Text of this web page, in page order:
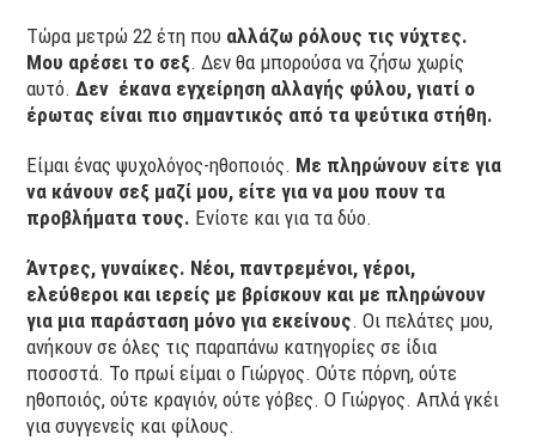
Τώρα μετρώ 22 έτη που αλλάζω ρόλους τις νύχτες.
Μου αρέσει το σεξ. Δεν θα μπορούσα να ζήσω χωρίς
αυτό.Δεν έκανα εγχείρηση αλλαγής φύλου, γιατί ο
έρωτας είναι πιο σημαντικός από τα ψεύτικα στήθη.
Είμαι ένας ψυχολόγος-ηθοποιός. Με πληρώνουν είτε για
να κάνουν σεξ μαζί μου, είτε για να μου πουν τα
προβλήματα τους. Ενίοτε και για τα δύο.
Άντρες, γυναίκες. Νέοι, παντρεμένοι, γέροι,
ελεύθεροι και ιερείς με βρίσκουν και με πληρώνουν
για μια παράσταση μόνο για εκείνους. Οι πελάτες μου,
ανήκουν σε όλες τις παραπάνω κατηγορίες σε ίδια
ποσοστά. Το πρωί είμαι ο Γιώργος. Ούτε πόρνη, ούτε
ηθοποιός, ούτε κραγιόν, ούτε γόβες. Ο Γιώργος. Απλά γκέι
για συγγενείς και φίλους.